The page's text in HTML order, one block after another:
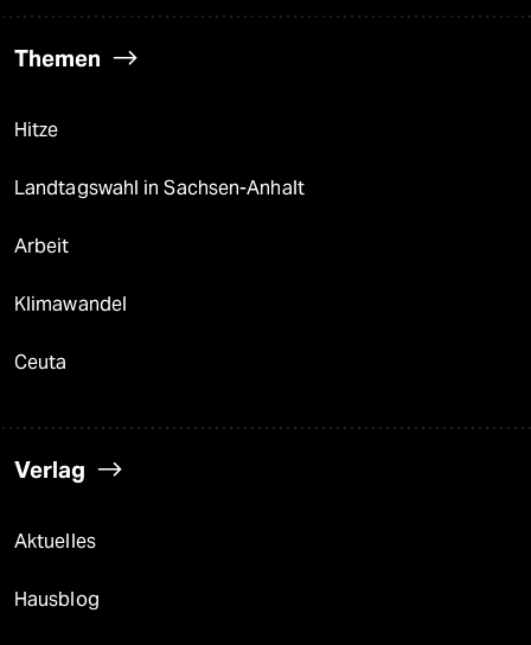
Themen
Hitze
Landtagswahl in Sachsen-Anhalt
Arbeit
Klimawandel
Ceuta
Verlag
Aktuelles
Hausblog